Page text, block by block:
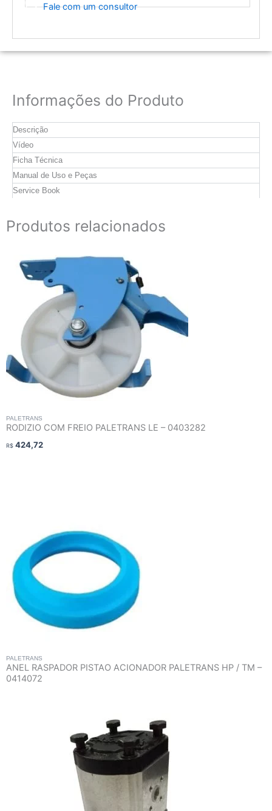
Fale com um consultor
Informações do Produto
Descrição
Vídeo
Ficha Técnica
Manual de Uso e Peças
Service Book
Produtos relacionados
PALETRANS
RODIZIO COM FREIO PALETRANS LE – 0403282
R$ 424,72
PALETRANS
ANEL RASPADOR PISTAO ACIONADOR PALETRANS HP / TM –
0414072